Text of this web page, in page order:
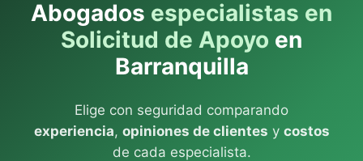
Abogados especialistas en
Solicitud de Apoyo en
Barranquilla
Elige con seguridad comparando
experiencia, opiniones de clientes y costos
de cada especialista.